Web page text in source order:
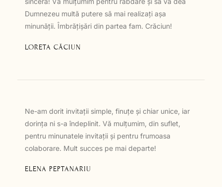
Dumnezeu multă putere să mai realizați așa
minunății. Îmbrățișări din partea fam. Crăciun!
LORETA CĂCIUN
Ne-am dorit invitații simple, finuțe și chiar unice, iar
dorința ni s-a îndeplinit. Vă mulțumim, din suflet,
pentru minunatele invitații și pentru frumoasa
colaborare. Mult succes pe mai departe!
ELENA PEPTANARIU